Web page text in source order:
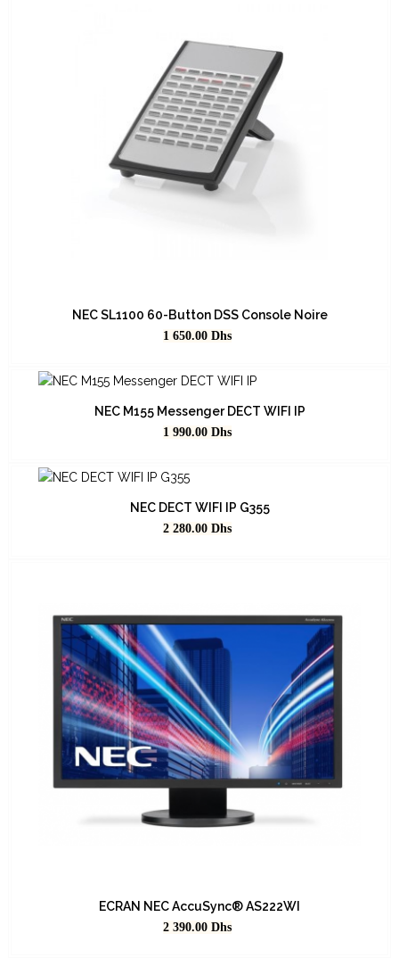
NEC SL1100 60-Button DSS Console Noire
Prix
1 650.00 Dhs
NEC M155 Messenger DECT WIFI IP
Prix
1 990.00 Dhs
NEC DECT WIFI IP G355
Prix
2 280.00 Dhs
ECRAN NEC AccuSync® AS222WI
Prix
2 390.00 Dhs